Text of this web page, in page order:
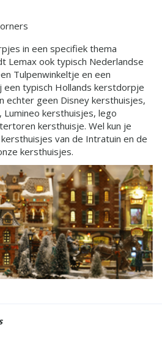
in een specifiek thema
Lemax ook typisch Nederlandse
Tulpenwinkeltje en een
een typisch Hollands kerstdorpje
echter geen Disney kersthuisjes,
Lumineo kersthuisjes, lego
kersthuisje. Wel kun je
van de Intratuin en de
kersthuisjes.